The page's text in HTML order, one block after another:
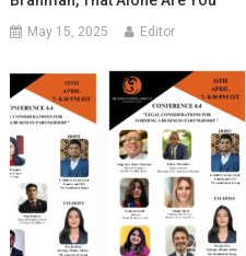
May 15, 2025 Editor